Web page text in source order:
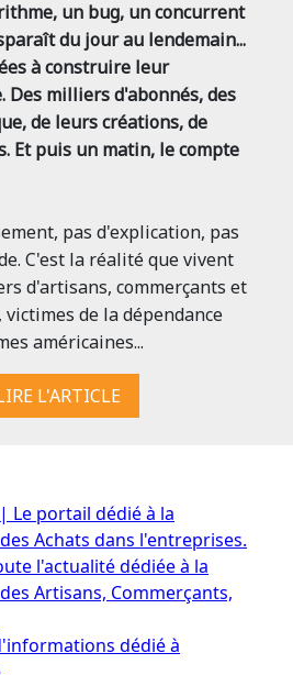
un bug, un concurrent
du jour au lendemain...
à construire leur
Des milliers d'abonnés, des
de leurs créations, de
Et puis un matin, le compte
pas d'explication, pas
C'est la réalité que vivent
d'artisans, commerçants et
de la dépendance
américaines...
L'ARTICLE